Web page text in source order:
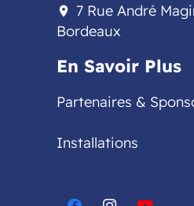
location_on 7 Rue André
Bordeaux
En Savoir Plus
Partenaires &
Installations